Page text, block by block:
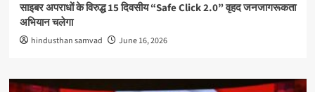
साइबर अपराधों के विरुद्ध 15 दिवसीय “Safe Click 2.0” वृहद जनजागरूकता
अभियान चलेगा
hindusthan samvad June 16, 2026